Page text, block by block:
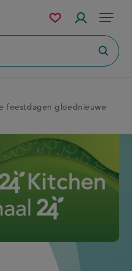
Menu
Mijn
bewaarde
feestdagen gloednieuwe